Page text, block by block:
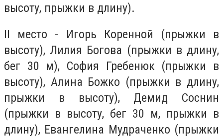
высоту, прыжки в длину).
II место - Игорь Коренной (прыжки в
высоту), Лилия Богова (прыжки в длину,
бег 30 м), София Гребенюк (прыжки в
высоту), Алина Божко (прыжки в длину,
прыжки в высоту), Демид Соснин
(прыжки в высоту, бег 30 м, прыжки в
длину), Евангелина Мудраченко (прыжки